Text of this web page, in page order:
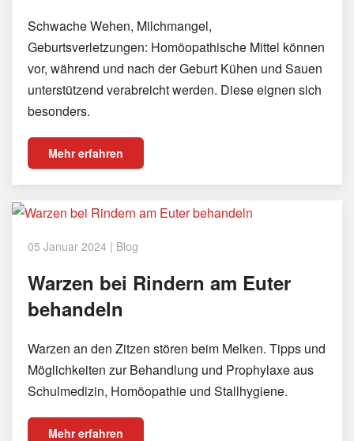
Schwache Wehen, Milchmangel,
Geburtsverletzungen: Homöopathische Mittel können
vor, während und nach der Geburt Kühen und Sauen
unterstützend verabreicht werden. Diese eignen sich
besonders.
Mehr erfahren
05 Januar 2024 | Blog
Warzen bei Rindern am Euter
behandeln
Warzen an den Zitzen stören beim Melken. Tipps und
Möglichkeiten zur Behandlung und Prophylaxe aus
Schulmedizin, Homöopathie und Stallhygiene.
Mehr erfahren